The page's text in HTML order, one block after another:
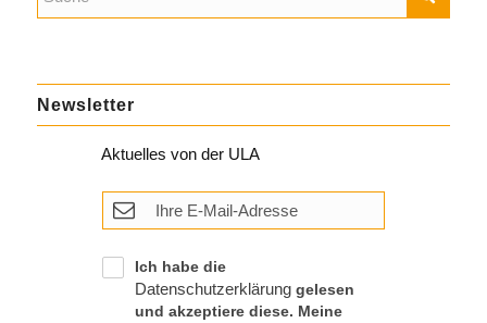
Newsletter
Aktuelles von der ULA
Ich habe die
Datenschutzerklärung gelesen
und akzeptiere diese. Meine